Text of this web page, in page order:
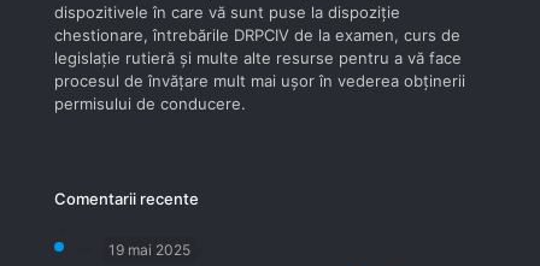
dispozitivele în care vă sunt puse la dispoziţie
chestionare, întrebările DRPCIV de la examen, curs de
legislaţie rutieră şi multe alte resurse pentru a vă face
procesul de învăţare mult mai uşor în vederea obţinerii
permisului de conducere.
Comentarii recente
19 mai 2025